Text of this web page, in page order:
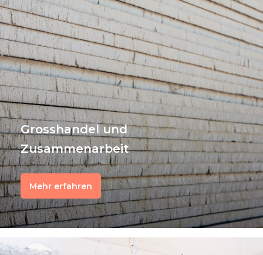
Grosshandel und
Zusammenarbeit
Mehr erfahren